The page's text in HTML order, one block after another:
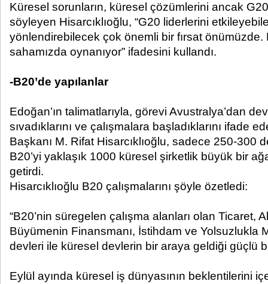
Küresel sorunların, küresel çözümlerini ancak
söyleyen Hisarcıklıoğlu, “G20 liderlerini
yönlendirebilecek çok önemli bir fırsat
sahamızda oynanıyor” ifadesini kullandı.
-B20’de yapılanlar
Edoğan’ın talimatlarıyla, görevi Avustralya’dan
sıvadıklarını ve çalışmalara başladıklarını ifade
Başkanı M. Rifat Hisarcıklıoğlu, sadece 250-300
B20’yi yaklaşık 1000 küresel şirketlik büyük bir
getirdi.
Hisarcıklıoğlu B20 çalışmalarını şöyle özetledi:
“B20’nin süregelen çalışma alanları olan Ticaret,
Büyümenin Finansmanı, İstihdam ve Yolsuzlukla
devleri ile küresel devlerin bir araya geldiği güçlü
Eylül ayında küresel iş dünyasının beklentilerini